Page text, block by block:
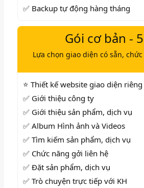
✅ Backup tự động hàng tháng
Gói cơ bản -
Lựa chọn giao diện có sẵn,
⭐ Thiết kế website giao diện riêng
✅ Giới thiệu công ty
✅ Giới thiệu sản phẩm, dịch vụ
✅ Album Hình ảnh và Videos
✅ Tìm kiếm sản phẩm, dịch vụ
✅ Chức năng gởi liên hệ
✅ Đặt sản phẩm, dịch vụ
✅ Trò chuyện trực tiếp với KH